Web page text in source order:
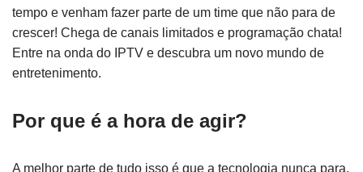
tempo e venham fazer parte de um time que não para de
crescer! Chega de canais limitados e programação chata!
Entre na onda do IPTV e descubra um novo mundo de
entretenimento.
Por que é a hora de agir?
A melhor parte de tudo isso é que a tecnologia nunca para,